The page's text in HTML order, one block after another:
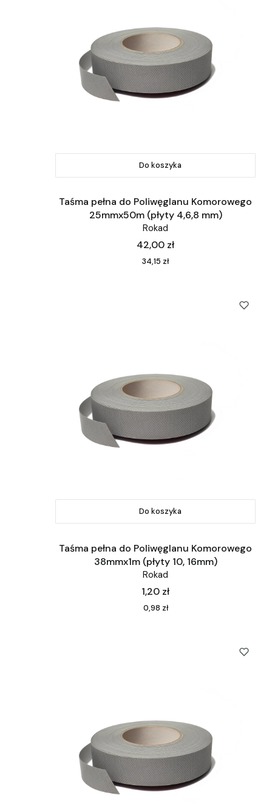
Do koszyka
Taśma pełna do Poliwęglanu Komorowego
25mmx50m (płyty 4,6,8 mm)
Rokad
Cena
42,00 zł
Cena
34,15 zł
Do koszyka
Taśma pełna do Poliwęglanu Komorowego
38mmx1m (płyty 10, 16mm)
Rokad
Cena
1,20 zł
Cena
0,98 zł